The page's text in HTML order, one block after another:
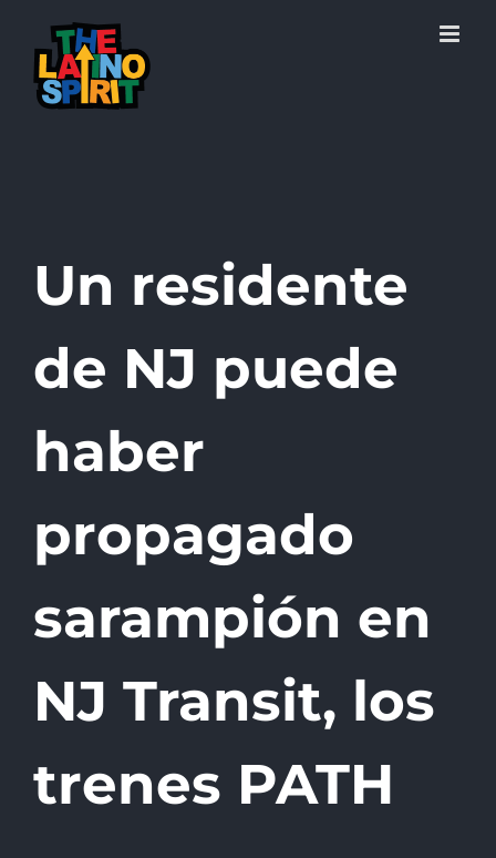
content
Un residente
de NJ puede
haber
propagado
sarampión en
NJ Transit, los
trenes PATH